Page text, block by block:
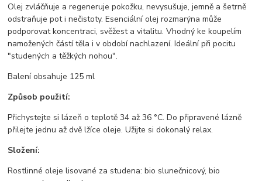
Olej zvláčňuje a regeneruje pokožku, nevysušuje, jemně a šetrně
odstraňuje pot i nečistoty. Esenciální olej rozmarýna může
podporovat koncentraci, svěžest a vitalitu. Vhodný ke koupelím
namožených částí těla i v období nachlazení. Ideální při pocitu
"studených a těžkých nohou".
Balení obsahuje 125 ml
Způsob použití:
Přichystejte si lázeň o teplotě 34 až 36 °C. Do připravené lázně
přilejte jednu až dvě lžíce oleje. Užijte si dokonalý relax.
Složení:
Rostlinné oleje lisované za studena: bio slunečnicový, bio